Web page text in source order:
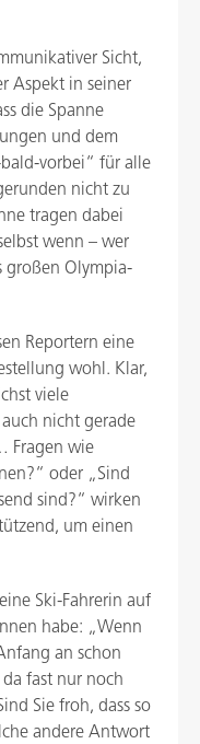
Sicht,
Aspekt in seiner
die Spanne
und dem
vorbei“ für alle
nicht zu
tragen dabei
wenn – wer
großen Olympia-
Reportern eine
wohl. Klar,
viele
nicht gerade
Fragen wie
oder „Sind
sind?“ wirken
um einen
Ski-Fahrerin auf
habe: „Wenn
an schon
fast nur noch
Sie froh, dass so
andere Antwort